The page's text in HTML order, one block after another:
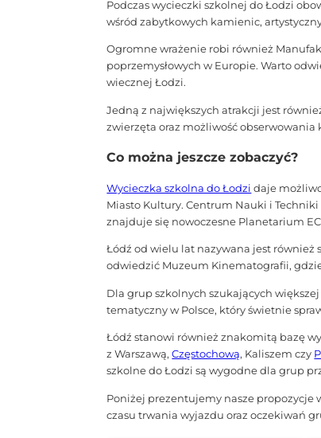
Podczas wycieczki szkolnej do Łodzi
wśród zabytkowych kamienic,
Ogromne wrażenie robi również
poprzemysłowych w Europie. Warto
wiecznej Łodzi.
Jedną z największych atrakcji jest
zwierzęta oraz możliwość obserwowania
Co można jeszcze zobaczyć?
Wycieczka szkolna do Łodzi daje
Miasto Kultury. Centrum Nauki i
znajduje się nowoczesne Planetarium
Łódź od wielu lat nazywana jest również
odwiedzić Muzeum Kinematografii,
Dla grup szkolnych szukających
tematyczny w Polsce, który świetnie
Łódź stanowi również znakomitą bazę
z Warszawą,Częstochową, Kaliszem czy
szkolne do Łodzi są wygodne dla grup
Poniżej prezentujemy nasze propozycje
czasu trwania wyjazdu oraz oczekiwań